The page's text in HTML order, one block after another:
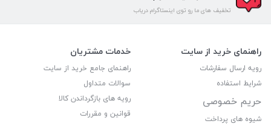
تخفیف های ما رو توی اینستاگرام دریاب
راهنمای خرید از سایت
رویه ارسال سفارشات
شرایط استفاده
حریم خصوصی
شیوه های پرداخت
خدمات مشتریان
راهنمای جامع خرید از سایت
سوالات متداول
رویه های بازگرداندن کالا
قوانین و مقررات